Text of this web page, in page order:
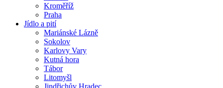
Kroměříž
Praha
Jídlo a pití
Mariánské Lázně
Sokolov
Karlovy Vary
Kutná hora
Tábor
Litomyšl
Jindřichův Hradec